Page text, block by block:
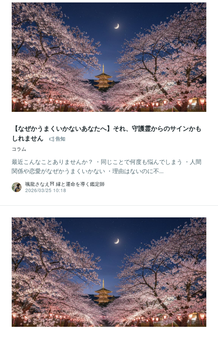
【なぜかうまくいかないあなたへ】それ、守護霊からのサインかも
しれません
告知
コラム
最近こんなことありませんか？ ・同じことで何度も悩んでしまう ・人間
関係や恋愛がなぜかうまくいかない ・理由はないのに不...
颯龍さなえ⛩ 縁と運命を導く鑑定師
2026/03/25 10:18